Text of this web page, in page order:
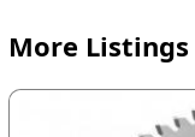
More Listings